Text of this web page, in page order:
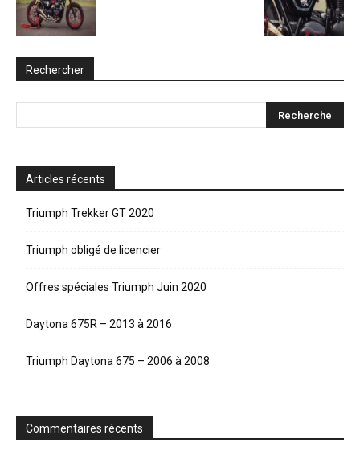
Rechercher
Articles récents
Triumph Trekker GT 2020
Triumph obligé de licencier
Offres spéciales Triumph Juin 2020
Daytona 675R – 2013 à 2016
Triumph Daytona 675 – 2006 à 2008
Commentaires récents